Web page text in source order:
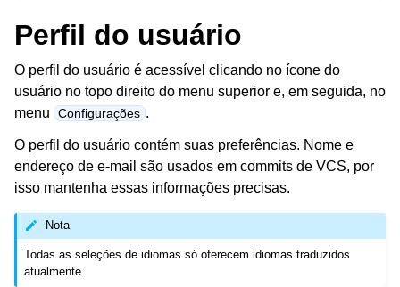
Perfil do usuário
O perfil do usuário é acessível clicando no ícone do
usuário no topo direito do menu superior e, em seguida, no
menu
Configurações .
O perfil do usuário contém suas preferências. Nome e
endereço de e-mail são usados em commits de VCS, por
isso mantenha essas informações precisas.
Nota
Todas as seleções de idiomas só oferecem idiomas traduzidos
atualmente.